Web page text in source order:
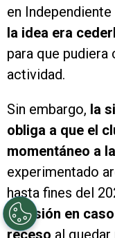
en Independiente
la idea era
para que pudiera
actividad.
Sin embargo, la
obliga a que el
momentáneo a
experimentado
hasta fines del
decisión en
receso al